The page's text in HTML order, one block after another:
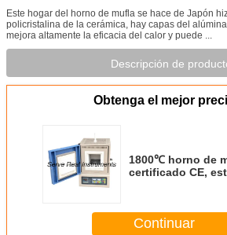
Este hogar del horno de mufla se hace de Japón
policristalina de la cerámica, hay capas del
mejora altamente la eficacia del calor y puede ...
Descripción de
Obtenga el mejor
1800℃ horno de
certificado CE,
Continuar